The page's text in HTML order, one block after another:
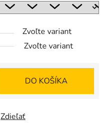
Zvoľte variant
Zvoľte variant
DO KOŠÍKA
Zdieľať